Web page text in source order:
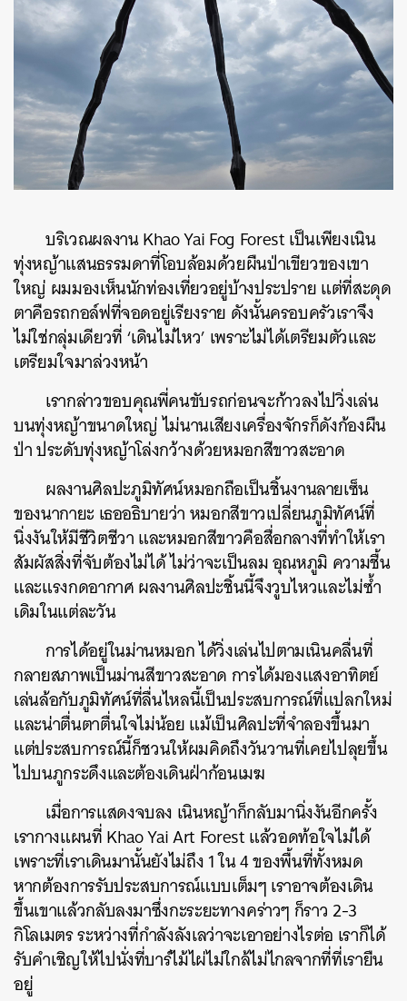
บริเวณผลงาน Khao Yai Fog Forest เป็นเพียงเนิน
ทุ่งหญ้าแสนธรรมดาที่โอบล้อมด้วยผืนป่าเขียวของเขา
ใหญ่ ผมมองเห็นนักท่องเที่ยวอยู่บ้างประปราย แต่ที่สะดุด
ตาคือรถกอล์ฟที่จอดอยู่เรียงราย ดังนั้นครอบครัวเราจึง
ไม่ใช่กลุ่มเดียวที่ ‘เดินไม่ไหว’ เพราะไม่ได้เตรียมตัวและ
เตรียมใจมาล่วงหน้า
เรากล่าวขอบคุณพี่คนขับรถก่อนจะก้าวลงไปวิ่งเล่น
บนทุ่งหญ้าขนาดใหญ่ ไม่นานเสียงเครื่องจักรก็ดังก้องผืน
ป่า ประดับทุ่งหญ้าโล่งกว้างด้วยหมอกสีขาวสะอาด
ผลงานศิลปะภูมิทัศน์หมอกถือเป็นชิ้นงานลายเซ็น
ของนากายะ เธออธิบายว่า หมอกสีขาวเปลี่ยนภูมิทัศน์ที่
นิ่งงันให้มีชีวิตชีวา และหมอกสีขาวคือสื่อกลางที่ทำให้เรา
สัมผัสสิ่งที่จับต้องไม่ได้ ไม่ว่าจะเป็นลม อุณหภูมิ ความชื้น
และแรงกดอากาศ ผลงานศิลปะชิ้นนี้จึงวูบไหวและไม่ซ้ำ
เดิมในแต่ละวัน
การได้อยู่ในม่านหมอก ได้วิ่งเล่นไปตามเนินคลื่นที่
กลายสภาพเป็นม่านสีขาวสะอาด การได้มองแสงอาทิตย์
เล่นล้อกับภูมิทัศน์ที่ลื่นไหลนี้เป็นประสบการณ์ที่แปลกใหม่
และน่าตื่นตาตื่นใจไม่น้อย แม้เป็นศิลปะที่จำลองขึ้นมา
แต่ประสบการณ์นี้ก็ชวนให้ผมคิดถึงวันวานที่เคยไปลุยขึ้น
ไปบนภูกระดึงและต้องเดินฝ่าก้อนเมฆ
เมื่อการแสดงจบลง เนินหญ้าก็กลับมานิ่งงันอีกครั้ง
เรากางแผนที่ Khao Yai Art Forest แล้วอดท้อใจไม่ได้
เพราะที่เราเดินมานั้นยังไม่ถึง 1 ใน 4 ของพื้นที่ทั้งหมด
หากต้องการรับประสบการณ์แบบเต็มๆ เราอาจต้องเดิน
ขึ้นเขาแล้วกลับลงมาซึ่งกะระยะทางคร่าวๆ ก็ราว 2-3
กิโลเมตร ระหว่างที่กำลังลังเลว่าจะเอาอย่างไรต่อ เราก็ได้
รับคำเชิญให้ไปนั่งที่บาร์ไม้ไผ่ไม่ใกล้ไม่ไกลจากที่ที่เรายืน
อยู่